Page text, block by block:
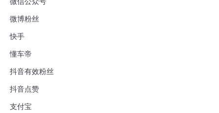
微博粉丝
快手
懂车帝
抖音有效粉丝
抖音点赞
支付宝